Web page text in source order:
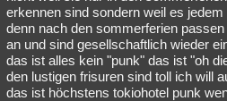
Lesenswert Schlüsselwörter
erkennen sind sondern weil es
denn nach den sommerferien
an und sind gesellschaftlich wieder
das ist alles kein "punk" das ist "oh
den lustigen frisuren sind toll ich will
das ist höchstens tokiohotel punk